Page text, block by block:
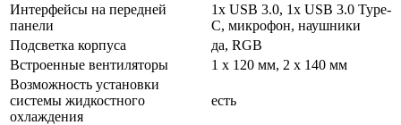
Интерфейсы на передней
панели
1x USB 3.0, 1x USB 3.0 Type-
C, микрофон, наушники
Подсветка корпуса
да, RGB
Встроенные вентиляторы
1 x 120 мм, 2 x 140 мм
Возможность установки
системы жидкостного
охлаждения
есть